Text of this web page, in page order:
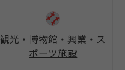
観光・博物館・興業・ス
ポーツ施設